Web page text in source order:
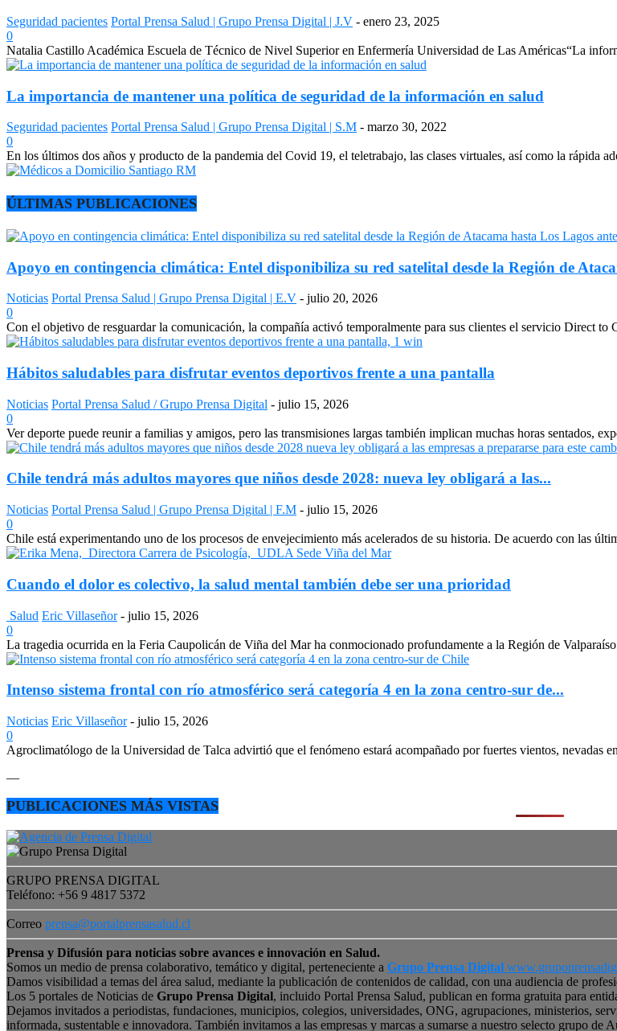
Seguridad pacientes Portal Prensa Salud | Grupo Prensa Digital | J.V - enero 23, 2025
0
Natalia Castillo Académica Escuela de Técnico de Nivel Superior en Enfermería Universidad de Las Américas“La
La importancia de mantener una política de seguridad de la información en salud
Seguridad pacientes Portal Prensa Salud | Grupo Prensa Digital | S.M - marzo 30, 2022
0
En los últimos dos años y producto de la pandemia del Covid 19, el teletrabajo, las clases virtuales, así como la rápida
ÚLTIMAS PUBLICACIONES
Apoyo en contingencia climática: Entel disponibiliza su red satelital desde la Región de
Noticias Portal Prensa Salud | Grupo Prensa Digital | E.V - julio 20, 2026
0
Con el objetivo de resguardar la comunicación, la compañía activó temporalmente para sus clientes el servicio Direct to
Hábitos saludables para disfrutar eventos deportivos frente a una pantalla
Noticias Portal Prensa Salud / Grupo Prensa Digital - julio 15, 2026
0
Ver deporte puede reunir a familias y amigos, pero las transmisiones largas también implican muchas horas sentados,
Chile tendrá más adultos mayores que niños desde 2028: nueva ley obligará a las...
Noticias Portal Prensa Salud | Grupo Prensa Digital | F.M - julio 15, 2026
0
Chile está experimentando uno de los procesos de envejecimiento más acelerados de su historia. De acuerdo con las
Cuando el dolor es colectivo, la salud mental también debe ser una prioridad
Salud Eric Villaseñor - julio 15, 2026
0
La tragedia ocurrida en la Feria Caupolicán de Viña del Mar ha conmocionado profundamente a la Región de
Intenso sistema frontal con río atmosférico será categoría 4 en la zona centro-sur de...
Noticias Eric Villaseñor - julio 15, 2026
0
Agroclimatólogo de la Universidad de Talca advirtió que el fenómeno estará acompañado por fuertes vientos, nevadas
—
PUBLICACIONES MÁS VISTAS
GRUPO PRENSA DIGITAL
Teléfono: +56 9 4817 5372
Correo prensa@portalprensasalud.cl
Prensa y Difusión para noticias sobre avances e innovación en Salud.
Somos un medio de prensa colaborativo, temático y digital, perteneciente a Grupo Prensa Digital
Damos visibilidad a temas del área salud, mediante la publicación de contenidos de calidad, con una audiencia de
Los 5 portales de Noticias de Grupo Prensa Digital, incluido Portal Prensa Salud, publican en forma gratuita para
Dejamos invitados a periodistas, fundaciones, municipios, colegios, universidades, ONG, agrupaciones, ministerios,
informada, sustentable e innovadora. También invitamos a las empresas y marcas a sumarse a nuestro selecto grupo de